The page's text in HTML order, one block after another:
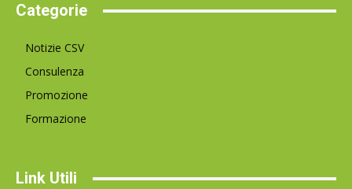
Categorie
Notizie CSV
Consulenza
Promozione
Formazione
Link Utili